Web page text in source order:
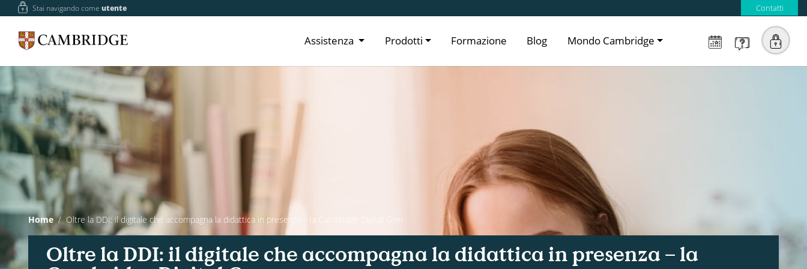
Stai navigando comeutente Contatti
Assistenza Prodotti Formazione Blog Mondo Cambridge
Home Oltre la DDI: il digitale che accompagna la didattica in presenza – la Cambridge Digital Gym
Oltre la DDI: il digitale che accompagna la didattica in presenza – la